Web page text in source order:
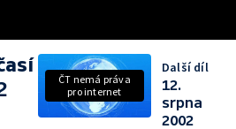
ČT nemá práva
pro internet
Další díl
12.
srpna
2002